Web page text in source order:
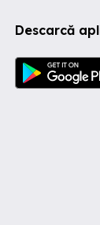
Descarcă